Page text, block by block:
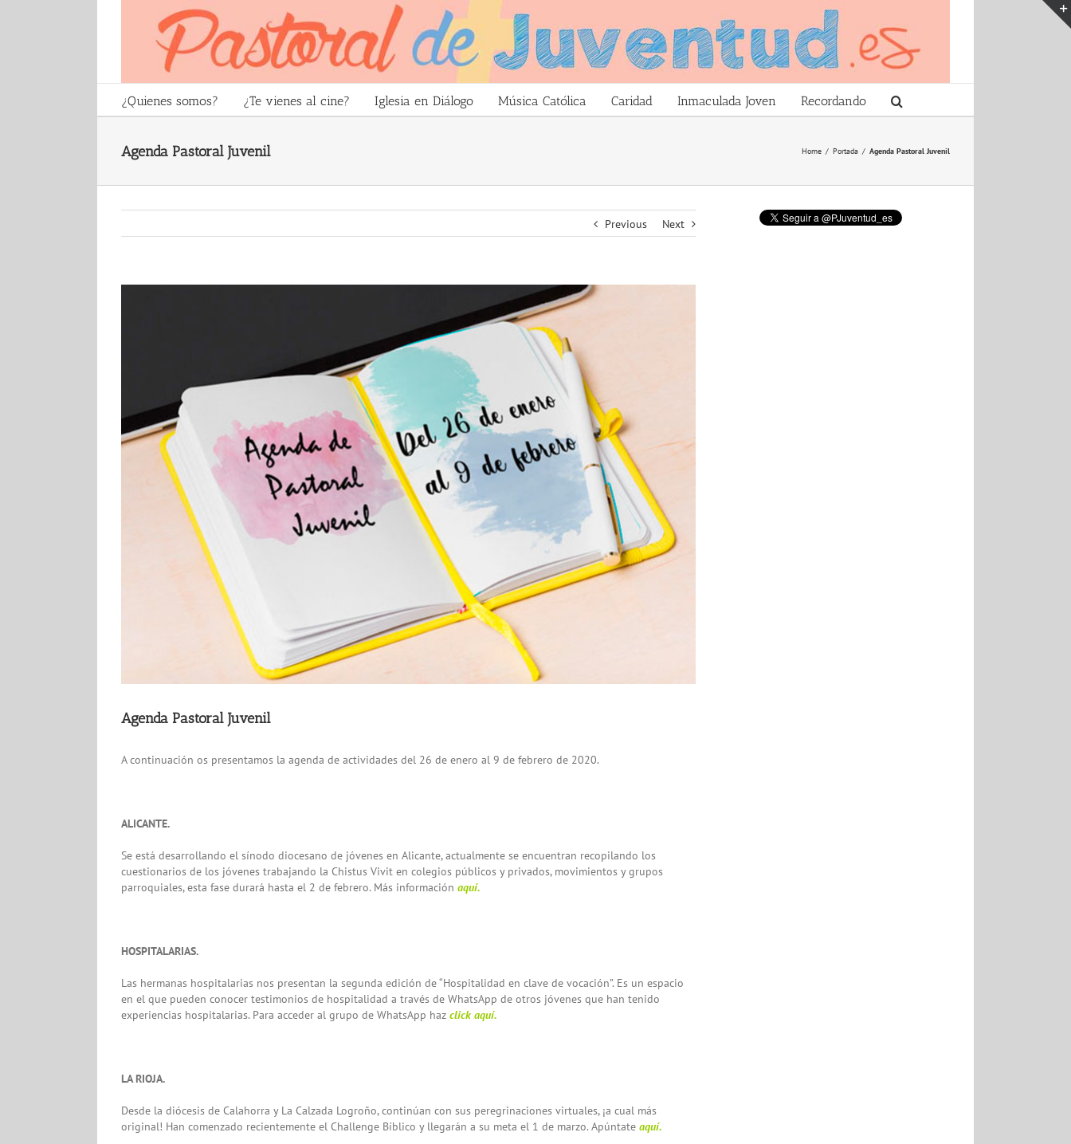
¿Quienes somos? ¿Te vienes al cine? Iglesia en Diálogo Música Católica Caridad Inmaculada Joven Recordando
Agenda Pastoral Juvenil Home / Portada / Agenda Pastoral Juvenil
Previous Next
Agenda Pastoral Juvenil
A continuación os presentamos la agenda de actividades del 26 de enero al 9 de febrero de 2020.
ALICANTE.
Se está desarrollando el sínodo diocesano de jóvenes en Alicante, actualmente se encuentran recopilando los
cuestionarios de los jóvenes trabajando la Chistus Vivit en colegios públicos y privados, movimientos y grupos
parroquiales, esta fase durará hasta el 2 de febrero. Más información aquí.
HOSPITALARIAS.
Las hermanas hospitalarias nos presentan la segunda edición de “Hospitalidad en clave de vocación”. Es un espacio
en el que pueden conocer testimonios de hospitalidad a través de WhatsApp de otros jóvenes que han tenido
experiencias hospitalarias. Para acceder al grupo de WhatsApp haz click aquí.
LA RIOJA.
Desde la diócesis de Calahorra y La Calzada Logroño, continúan con sus peregrinaciones virtuales, ¡a cual más
original! Han comenzado recientemente el Challenge Bíblico y llegarán a su meta el 1 de marzo. Apúntate aquí.